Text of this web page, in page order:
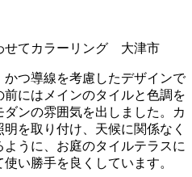
つ導線を考慮したデザインで
にはメインのタイルと色調を
ンの雰囲気を出しました。カ
を取り付け、天候に関係なく
うに、お庭のタイルテラスに
い勝手を良くしています。